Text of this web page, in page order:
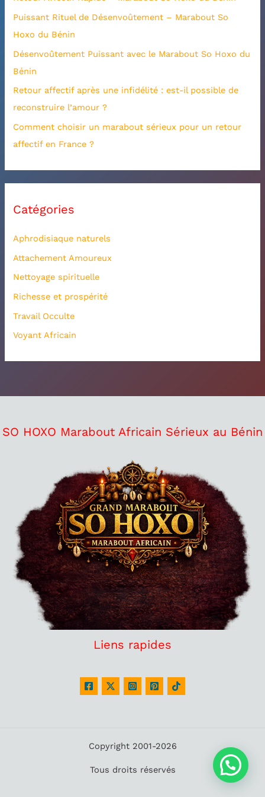
c
h
e
r
:
Puissant Rituel de Désenvoûtement – Marabout So
Hoxo du Bénin
Désenvoûtement Puissant avec le Marabout So Hoxo du
Bénin
Retour affectif après une infidélité : est-il possible de
reconstruire l’amour ?
Comment choisir un marabout sérieux pour un retour
affectif en France ?
Catégories
Aphrodisiaque naturels
Attachement Amoureux
Nettoyage spirituelle
Richesse et prospérité
Travail Occulte
Voyant Africain
SO HOXO Marabout Africain Sérieux au Bénin
Liens rapides
Copyright 2001-2026
Tous droits réservés